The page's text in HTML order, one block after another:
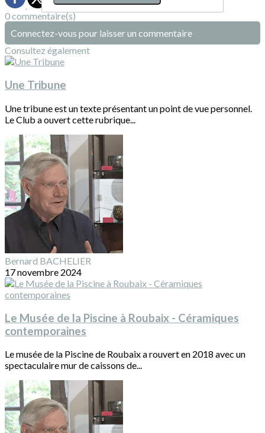
0 commentaire(s)
Connectez-vous pour laisser un commentaire
Consultez également
Une Tribune
Une tribune est un texte présentant un point de vue personnel.
Le Club a ouvert cette rubrique...
Bernard BACHELIER
17 novembre 2024
Le Musée de la Piscine à Roubaix - Céramiques
contemporaines
Le musée de la Piscine de Roubaix a rouvert en 2018 avec un
spectaculaire mur de caissons de...